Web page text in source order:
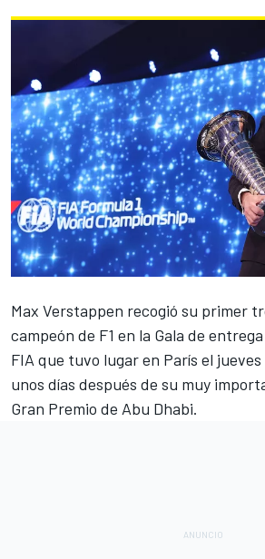
Max Verstappen recogió su primer
campeón de F1 en la Gala de
FIA que tuvo lugar en París el
unos días después de su muy
Gran Premio de Abu Dhabi.